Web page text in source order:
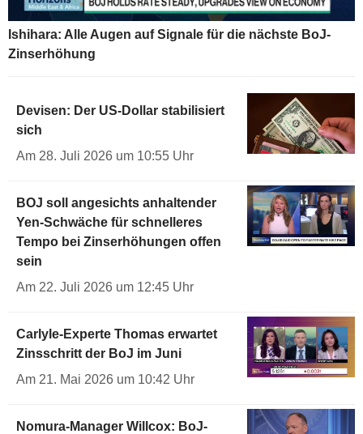
Ishihara: Alle Augen auf Signale für die nächste BoJ-
Zinserhöhung
Devisen: Der US-Dollar stabilisiert
sich
Am 28. Juli 2026 um 10:55 Uhr
BOJ soll angesichts anhaltender
Yen-Schwäche für schnelleres
Tempo bei Zinserhöhungen offen
sein
Am 22. Juli 2026 um 12:45 Uhr
Carlyle-Experte Thomas erwartet
Zinsschritt der BoJ im Juni
Am 21. Mai 2026 um 10:42 Uhr
Nomura-Manager Willcox: BoJ-